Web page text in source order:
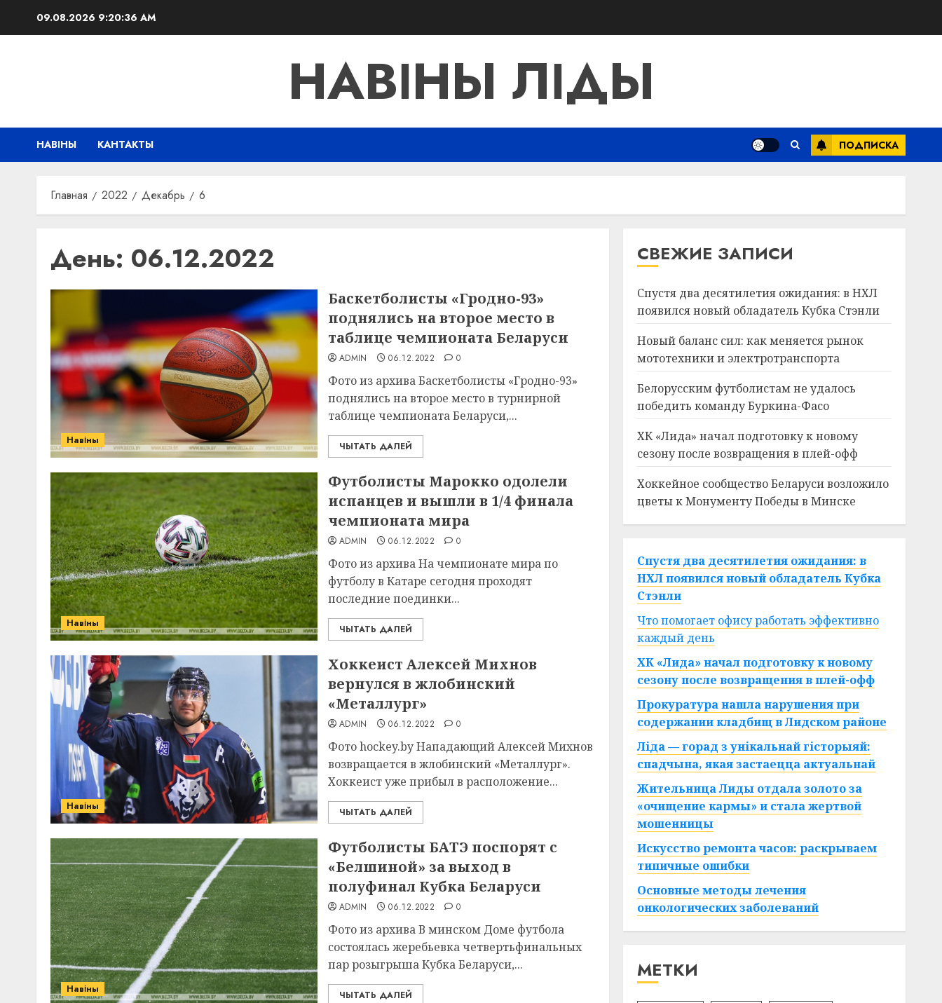
09.08.2026 9:20:37 AM
НАВІНЫ ЛІДЫ
НАВІНЫ КАНТАКТЫ ПОДПИСКА
Главная 2022 Декабрь 6
День: 06.12.2022
Навіны
Баскетболисты «Гродно-93»
поднялись на второе место в
таблице чемпионата Беларуси
ADMIN 06.12.2022 0
Фото из архива Баскетболисты «Гродно-93»
поднялись на второе место в турнирной
таблице чемпионата Беларуси,...
ЧЫТАТЬ ДАЛЕЙ
Навіны
Футболисты Марокко одолели
испанцев и вышли в 1/4 финала
чемпионата мира
ADMIN 06.12.2022 0
Фото из архива На чемпионате мира по
футболу в Катаре сегодня проходят
последние поединки...
ЧЫТАТЬ ДАЛЕЙ
Навіны
Хоккеист Алексей Михнов
вернулся в жлобинский
«Металлург»
ADMIN 06.12.2022 0
Фото hockey.by Нападающий Алексей Михнов
возвращается в жлобинский «Металлург».
Хоккеист уже прибыл в расположение...
ЧЫТАТЬ ДАЛЕЙ
Навіны
Футболисты БАТЭ поспорят с
«Белшиной» за выход в
полуфинал Кубка Беларуси
ADMIN 06.12.2022 0
Фото из архива В минском Доме футбола
состоялась жеребьевка четвертьфинальных
пар розыгрыша Кубка Беларуси,...
ЧЫТАТЬ ДАЛЕЙ
СВЕЖИЕ ЗАПИСИ
Спустя два десятилетия ожидания: в НХЛ
появился новый обладатель Кубка Стэнли
Новый баланс сил: как меняется рынок
мототехники и электротранспорта
Белорусским футболистам не удалось
победить команду Буркина-Фасо
ХК «Лида» начал подготовку к новому
сезону после возвращения в плей-офф
Хоккейное сообщество Беларуси возложило
цветы к Монументу Победы в Минске
Спустя два десятилетия ожидания: в
НХЛ появился новый обладатель Кубка
Стэнли
Что помогает офису работать эффективно
каждый день
ХК «Лида» начал подготовку к новому
сезону после возвращения в плей-офф
Прокуратура нашла нарушения при
содержании кладбищ в Лидском районе
Ліда — горад з унікальнай гісторыяй:
спадчына, якая застаецца актуальнай
Жительница Лиды отдала золото за
«очищение кармы» и стала жертвой
мошенницы
Искусство ремонта часов: раскрываем
типичные ошибки
Основные методы лечения
онкологических заболеваний
МЕТКИ